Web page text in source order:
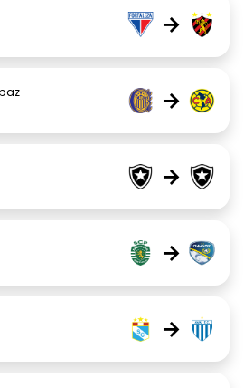
→
→
→
→
→